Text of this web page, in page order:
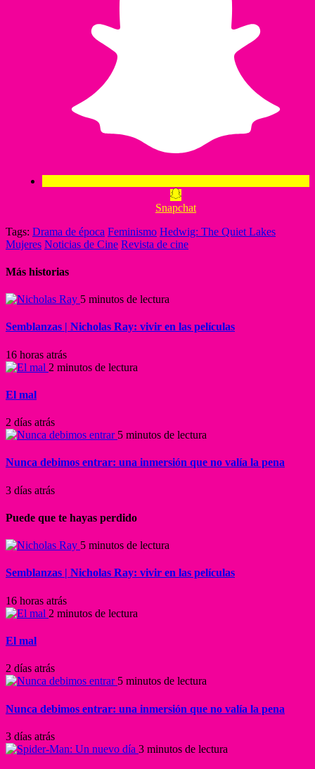
Snapchat
Tags: Drama de época Feminismo Hedwig: The Quiet Lakes
Mujeres Noticias de Cine Revista de cine
Más historias
5 minutos de lectura
Semblanzas | Nicholas Ray: vivir en las películas
16 horas atrás
2 minutos de lectura
El mal
2 días atrás
5 minutos de lectura
Nunca debimos entrar: una inmersión que no valía la pena
3 días atrás
Puede que te hayas perdido
5 minutos de lectura
Semblanzas | Nicholas Ray: vivir en las películas
16 horas atrás
2 minutos de lectura
El mal
2 días atrás
5 minutos de lectura
Nunca debimos entrar: una inmersión que no valía la pena
3 días atrás
3 minutos de lectura